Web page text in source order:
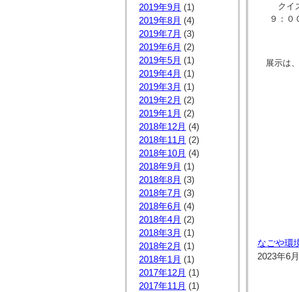
2019年9月 (1)
2019年8月 (4)
2019年7月 (3)
2019年6月 (2)
2019年5月 (1)
2019年4月 (1)
2019年3月 (1)
2019年2月 (2)
2019年1月 (2)
2018年12月 (4)
2018年11月 (2)
2018年10月 (4)
2018年9月 (1)
2018年8月 (3)
2018年7月 (3)
2018年6月 (4)
2018年4月 (2)
2018年3月 (1)
2018年2月 (1)
2018年1月 (1)
2017年12月 (1)
2017年11月 (1)
クイ
９：０
展示は、
なごや環
2023年6